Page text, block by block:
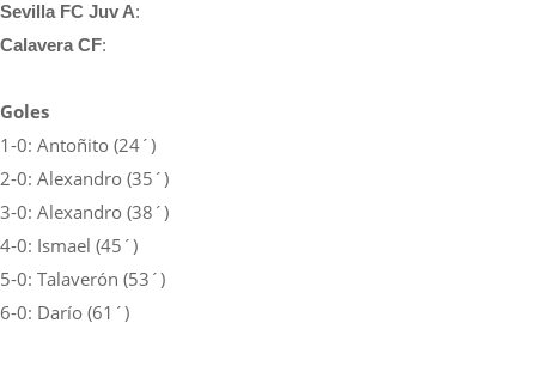
Sevilla FC Juv A:
Calavera CF:
Goles
1-0: Antoñito (24´)
2-0: Alexandro (35´)
3-0: Alexandro (38´)
4-0: Ismael (45´)
5-0: Talaverón (53´)
6-0: Darío (61´)